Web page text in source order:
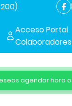
Acceso Portal
Colaboradores